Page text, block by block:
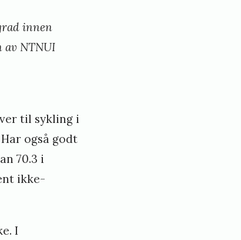
innen
av NTNUI
til sykling i
også godt
70.3 i
ikke-
I